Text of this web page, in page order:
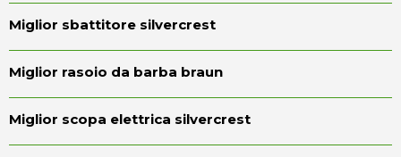
Miglior sbattitore silvercrest
Miglior rasoio da barba braun
Miglior scopa elettrica silvercrest